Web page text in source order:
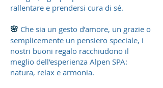
rallentare e prendersi cura di sé.
🌸 Che sia un gesto d’amore, un grazie o
semplicemente un pensiero speciale, i
nostri buoni regalo racchiudono il
meglio dell’esperienza Alpen SPA:
natura, relax e armonia.